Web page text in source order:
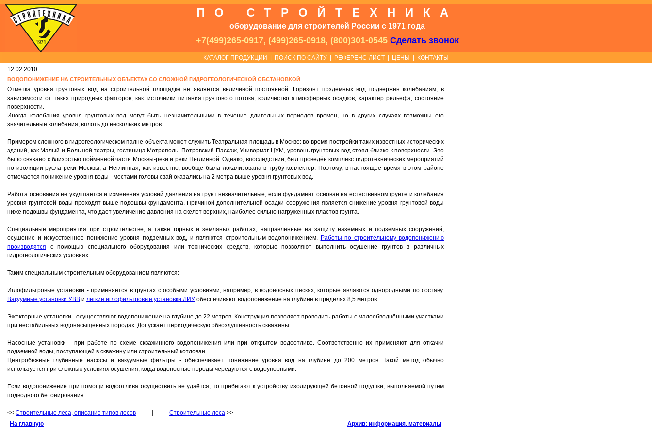
ПО СТРОЙТЕХНИКА
оборудование для строителей России с 1971 года
+7(499)265-0917, (499)265-0918, (800)301-0545 Сделать звонок
КАТАЛОГ ПРОДУКЦИИ ПОИСК ПО САЙТУ РЕФЕРЕНС-ЛИСТ ЦЕНЫ
КОНТАКТЫ
12.02.2010
ВОДОПОНИЖЕНИЕ НА СТРОИТЕЛЬНЫХ ОБЪЕКТАХ СО СЛОЖНОЙ ГИДРОГЕОЛОГИЧЕСКОЙ ОБСТАНОВКОЙ
Отметка уровня грунтовых вод на строительной площадке не является величиной постоянной. Горизонт поздемных вод подвержен колебаниям, в
зависимости от таких природных факторов, как: источники питания грунтового потока, количество атмосферных осадков, характер рельефа, состояние
поверхности.
Иногда колебания уровня грунтовых вод могут быть незначительными в течение длительных периодов времен, но в других случаях возможны его
значительные колебания, вплоть до нескольких метров.
Примером сложного в гидрогеологическом палне объекта может служить Театральная площадь в Москве: во время постройки таких известных исторических
зданий, как Малый и Большой театры, гостиница Метрополь, Петровский Пассаж, Универмаг ЦУМ, уровень грунтовых вод стоял близко к поверхности. Это
было связано с близостью пойменной части Москвы-реки и реки Неглинной. Однако, впоследствии, был проведён комплекс гидротехнических мероприятий
по изоляции русла реки Москвы, а Неглинная, как известно, вообще была локализована в трубу-коллектор. Поэтому, в настоящее время в этом районе
отмечается понижение уровня воды - местами головы свай оказались на 2 метра выше уровня грунтовых вод.
Работа основания не ухудшается и изменения условий давления на грунт незначительные, если фундамент основан на естественном грунте и колебания
уровня грунтовой воды проходят выше подошвы фундамента. Причиной дополнительной осадки сооружения является снижение уровня грунтовой воды
ниже подошвы фундамента, что дает увеличение давления на скелет верхних, наиболее сильно нагруженных пластов грунта.
Специальные мероприятия при строительстве, а также горных и земляных работах, направленные на защиту наземных и подземных сооружений,
осушение и искусственное понижение уровня подземных вод, и являются строительным водопонижением. Работы по строительному водопонижению
производятся с помощью специального оборудования или технических средств, которые позволяют выполнить осушение грунтов в различных
гидрогеологических условиях.
Таким специальным строительным оборудованием являются:
Иглофильтровые установки - применяется в грунтах с особыми условиями, например, в водоносных песках, которые являются однородными по составу.
Вакуумные установки УВВ и лёгкие иглофильтровые установки ЛИУ обеспечивают водопонижение на глубине в пределах 8,5 метров.
Эжекторные установки - осуществляют водопонижение на глубине до 22 метров. Конструкция позволяет проводить работы с малообводнёнными участками
при нестабильных водонасыщенных породах. Допускает периодическую обвоздушенность скважины.
Насосные установки - при работе по схеме скважинного водопонижения или при открытом водоотливе. Соответственно их применяют для откачки
подземной воды, поступающей в скважину или строительный котлован.
Центробежные глубинные насосы и вакуумные фильтры - обеспечивает понижение уровня вод на глубине до 200 метров. Такой метод обычно
используется при сложных условиях осушения, когда водоносные породы чередуются с водоупорными.
Если водопонижение при помощи водоотлива осуществить не удаётся, то прибегают к устройству изолирующей бетонной подушки, выполняемой путем
подводного бетонирования.
<< Строительные леса, описание типов лесов Строительные леса >>
На главную
Архив: информация, материалы